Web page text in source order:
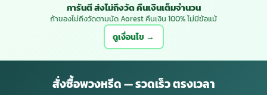
การันตี ส่งไม่ถึงวัด คืนเงินเต็มจำนวน
ถ้าของไม่ถึงวัดตามนัด Aorest คืนเงิน 100% ไม่มีข้อแม้
ดูเงื่อนไข →
สั่งซื้อพวงหรีด — รวดเร็ว ตรงเวลา